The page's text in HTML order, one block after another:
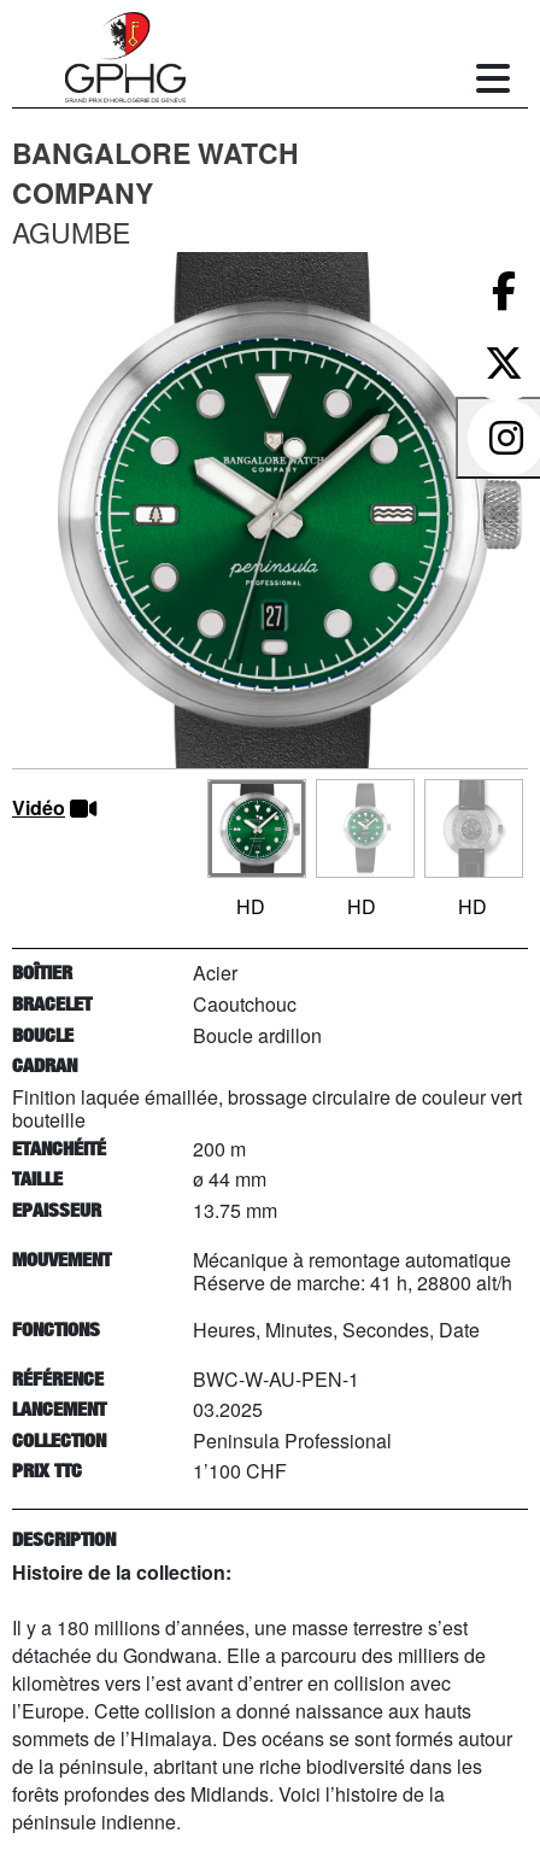
BANGALORE WATCH
COMPANY
AGUMBE
Vidéo
HD HD HD
BOÎTIER Acier
BRACELET Caoutchouc
BOUCLE Boucle ardillon
CADRAN
Finition laquée émaillée, brossage circulaire de couleur vert
bouteille
ETANCHÉITÉ 200 m
TAILLE ø 44 mm
EPAISSEUR 13.75 mm
MOUVEMENT
Mécanique à remontage automatique
Réserve de marche: 41 h, 28800 alt/h
FONCTIONS Heures, Minutes, Secondes, Date
RÉFÉRENCE BWC-W-AU-PEN-1
LANCEMENT 03.2025
COLLECTION Peninsula Professional
PRIX TTC 1’100 CHF
DESCRIPTION
Histoire de la collection:
Il y a 180 millions d’années, une masse terrestre s’est
détachée du Gondwana. Elle a parcouru des milliers de
kilomètres vers l’est avant d’entrer en collision avec
l’Europe. Cette collision a donné naissance aux hauts
sommets de l’Himalaya. Des océans se sont formés autour
de la péninsule, abritant une riche biodiversité dans les
forêts profondes des Midlands. Voici l’histoire de la
péninsule indienne.